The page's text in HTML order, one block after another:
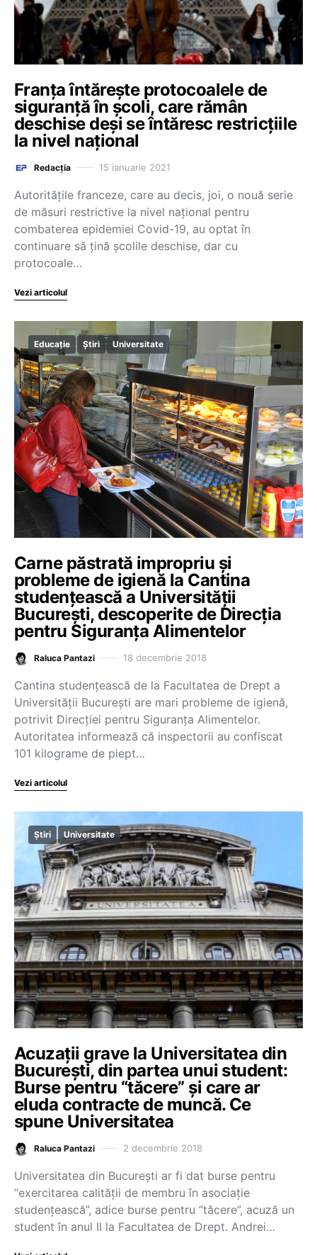
Franța întărește protocoalele de
siguranță în școli, care rămân
deschise deși se întăresc restricțiile
la nivel național
Redacția 15 ianuarie 2021
Autoritățile franceze, care au decis, joi, o nouă serie
de măsuri restrictive la nivel național pentru
combaterea epidemiei Covid-19, au optat în
continuare să țină școlile deschise, dar cu
protocoale…
Vezi articolul
Educație Știri Universitate
Carne păstrată impropriu și
probleme de igienă la Cantina
studențească a Universității
București, descoperite de Direcția
pentru Siguranța Alimentelor
Raluca Pantazi 18 decembrie 2018
Cantina studențească de la Facultatea de Drept a
Universității București are mari probleme de igienă,
potrivit Direcției pentru Siguranța Alimentelor.
Autoritatea informează că inspectorii au confiscat
101 kilograme de piept…
Vezi articolul
Știri Universitate
Acuzații grave la Universitatea din
București, din partea unui student:
Burse pentru “tăcere” și care ar
eluda contracte de muncă. Ce
spune Universitatea
Raluca Pantazi 2 decembrie 2018
Universitatea din București ar fi dat burse pentru
“exercitarea calității de membru în asociație
studențească”, adice burse pentru “tăcere”, acuză un
student în anul II la Facultatea de Drept. Andrei…